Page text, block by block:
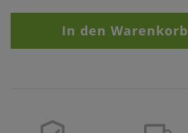
In den Warenkorb